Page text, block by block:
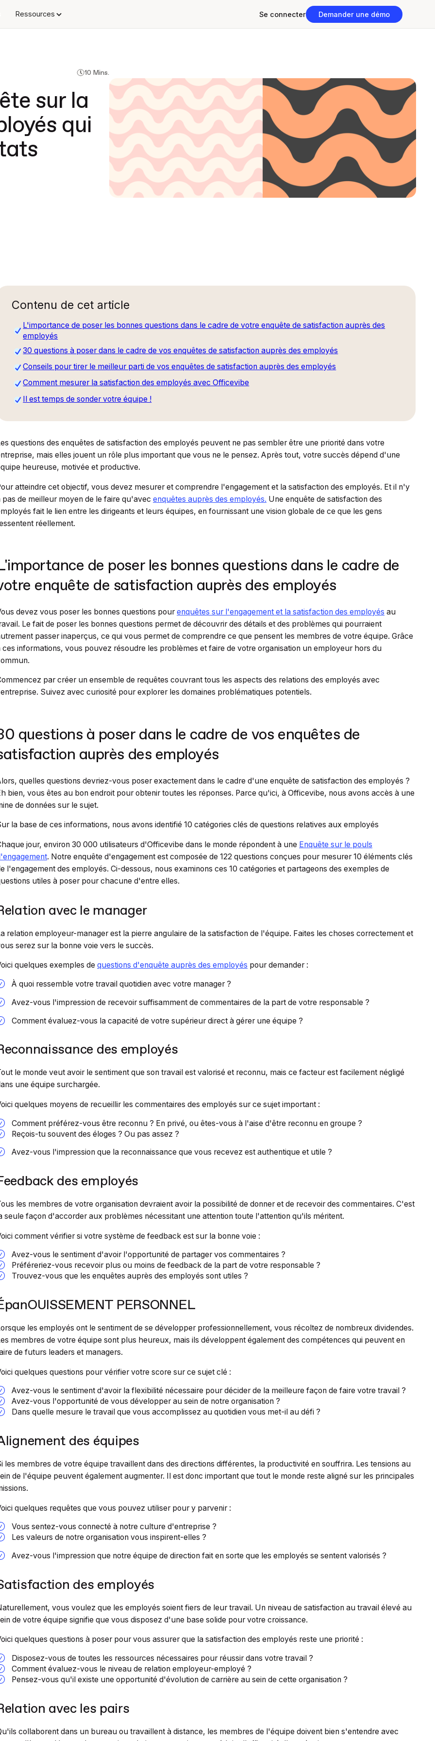
Ressources Se connecter Demander une démo
10 Mins.
sur la
qui
Contenu de cet article
L'importance de poser les bonnes questions dans le cadre de votre enquête de satisfaction auprès des
employés
30 questions à poser dans le cadre de vos enquêtes de satisfaction auprès des employés
Conseils pour tirer le meilleur parti de vos enquêtes de satisfaction auprès des employés
Comment mesurer la satisfaction des employés avec Officevibe
Il est temps de sonder votre équipe !
questions des enquêtes de satisfaction des employés peuvent ne pas sembler être une priorité dans votre
mais elles jouent un rôle plus important que vous ne le pensez. Après tout, votre succès dépend d'une
heureuse, motivée et productive.
atteindre cet objectif, vous devez mesurer et comprendre l'engagement et la satisfaction des employés. Et il n'y
pas de meilleur moyen de le faire qu'avec enquêtes auprès des employés. Une enquête de satisfaction des
fait le lien entre les dirigeants et leurs équipes, en fournissant une vision globale de ce que les gens
réellement.
de poser les bonnes questions dans le cadre de
enquête de satisfaction auprès des employés
devez vous poser les bonnes questions pour enquêtes sur l'engagement et la satisfaction des employés au
Le fait de poser les bonnes questions permet de découvrir des détails et des problèmes qui pourraient
passer inaperçus, ce qui vous permet de comprendre ce que pensent les membres de votre équipe. Grâce
ces informations, vous pouvez résoudre les problèmes et faire de votre organisation un employeur hors du
par créer un ensemble de requêtes couvrant tous les aspects des relations des employés avec
Suivez avec curiosité pour explorer les domaines problématiques potentiels.
questions à poser dans le cadre de vos enquêtes de
auprès des employés
quelles questions devriez-vous poser exactement dans le cadre d'une enquête de satisfaction des employés ?
bien, vous êtes au bon endroit pour obtenir toutes les réponses. Parce qu'ici, à Officevibe, nous avons accès à une
de données sur le sujet.
la base de ces informations, nous avons identifié 10 catégories clés de questions relatives aux employés
jour, environ 30 000 utilisateurs d'Officevibe dans le monde répondent à une Enquête sur le pouls
. Notre enquête d'engagement est composée de 122 questions conçues pour mesurer 10 éléments clés
l'engagement des employés. Ci-dessous, nous examinons ces 10 catégories et partageons des exemples de
utiles à poser pour chacune d'entre elles.
avec le manager
relation employeur-manager est la pierre angulaire de la satisfaction de l'équipe. Faites les choses correctement et
serez sur la bonne voie vers le succès.
quelques exemples de questions d'enquête auprès des employés pour demander :
À quoi ressemble votre travail quotidien avec votre manager ?
Avez-vous l'impression de recevoir suffisamment de commentaires de la part de votre responsable ?
Comment évaluez-vous la capacité de votre supérieur direct à gérer une équipe ?
des employés
le monde veut avoir le sentiment que son travail est valorisé et reconnu, mais ce facteur est facilement négligé
une équipe surchargée.
quelques moyens de recueillir les commentaires des employés sur ce sujet important :
Comment préférez-vous être reconnu ? En privé, ou êtes-vous à l'aise d'être reconnu en groupe ?
Reçois-tu souvent des éloges ? Ou pas assez ?
Avez-vous l'impression que la reconnaissance que vous recevez est authentique et utile ?
des employés
les membres de votre organisation devraient avoir la possibilité de donner et de recevoir des commentaires. C'est
seule façon d'accorder aux problèmes nécessitant une attention toute l'attention qu'ils méritent.
comment vérifier si votre système de feedback est sur la bonne voie :
Avez-vous le sentiment d'avoir l'opportunité de partager vos commentaires ?
Préféreriez-vous recevoir plus ou moins de feedback de la part de votre responsable ?
Trouvez-vous que les enquêtes auprès des employés sont utiles ?
PERSONNEL
les employés ont le sentiment de se développer professionnellement, vous récoltez de nombreux dividendes.
membres de votre équipe sont plus heureux, mais ils développent également des compétences qui peuvent en
de futurs leaders et managers.
quelques questions pour vérifier votre score sur ce sujet clé :
Avez-vous le sentiment d'avoir la flexibilité nécessaire pour décider de la meilleure façon de faire votre travail ?
Avez-vous l'opportunité de vous développer au sein de notre organisation ?
Dans quelle mesure le travail que vous accomplissez au quotidien vous met-il au défi ?
des équipes
les membres de votre équipe travaillent dans des directions différentes, la productivité en souffrira. Les tensions au
de l'équipe peuvent également augmenter. Il est donc important que tout le monde reste aligné sur les principales
quelques requêtes que vous pouvez utiliser pour y parvenir :
Vous sentez-vous connecté à notre culture d'entreprise ?
Les valeurs de notre organisation vous inspirent-elles ?
Avez-vous l'impression que notre équipe de direction fait en sorte que les employés se sentent valorisés ?
des employés
vous voulez que les employés soient fiers de leur travail. Un niveau de satisfaction au travail élevé au
de votre équipe signifie que vous disposez d'une base solide pour votre croissance.
quelques questions à poser pour vous assurer que la satisfaction des employés reste une priorité :
Disposez-vous de toutes les ressources nécessaires pour réussir dans votre travail ?
Comment évaluez-vous le niveau de relation employeur-employé ?
Pensez-vous qu'il existe une opportunité d'évolution de carrière au sein de cette organisation ?
avec les pairs
collaborent dans un bureau ou travaillent à distance, les membres de l'équipe doivent bien s'entendre avec